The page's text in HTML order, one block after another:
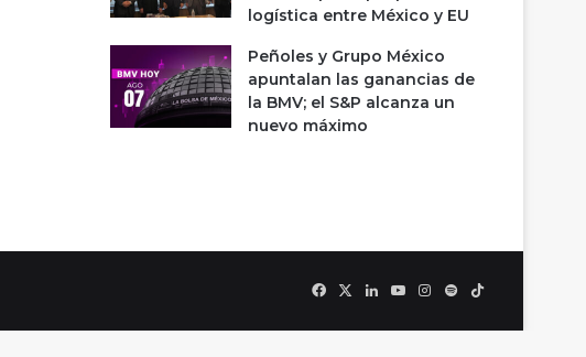
logística entre México y EU
Peñoles y Grupo México
apuntalan las ganancias de
la BMV; el S&P alcanza un
nuevo máximo
FacebookLinkedInYouTubeInstagram
SpotifyTikTok